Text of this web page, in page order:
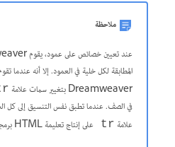
ملاحظة
عند تعيين خصائص على عمود، يقوم Dreamweaver بتغيير سمات العلامة
المطابقة لكل خلية في العمود. إلا أنه
Dreamweaver بتغيير سمات علامة
في الصف. عندما تطبق نفس التنسيق إلى كل
علامة tr على إنتاج تعليمة HTML برمجية أنظف وأكثر دقة.